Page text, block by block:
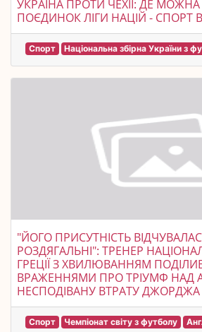
УКРАЇНА ПРОТИ ЧЕХІЇ: ДЕ
ПОЄДИНОК ЛІГИ НАЦІЙ - СПОРТ
Спорт Національна збірна України з
"ЙОГО ПРИСУТНІСТЬ
РОЗДЯГАЛЬНІ": ТРЕНЕР
ГРЕЦІЇ З ХВИЛЮВАННЯМ
ВРАЖЕННЯМИ ПРО ТРІУМФ НАД
НЕСПОДІВАНУ ВТРАТУ
Спорт Чемпіонат світу з футболу